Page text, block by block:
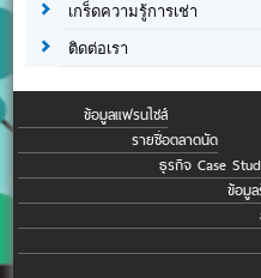
เกร็ดความรู้การเช่า
ติดต่อเรา
ข้อมูลแฟรนไชส์
รายชื่อตลาดนัด
ธุรกิจ Case
ข้อมู